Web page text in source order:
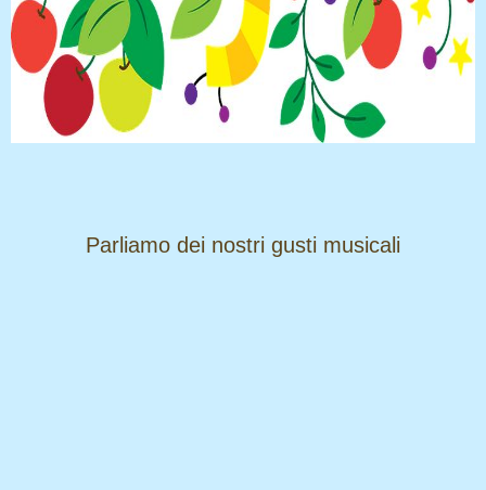
​​​​​​​Parliamo dei nostri gusti musicali